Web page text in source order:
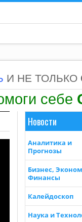
И НЕ ТОЛЬКО
себе
Новости
Аналитика и
Прогнозы
Бизнес,
Финансы
Калейдоскоп
Наука и